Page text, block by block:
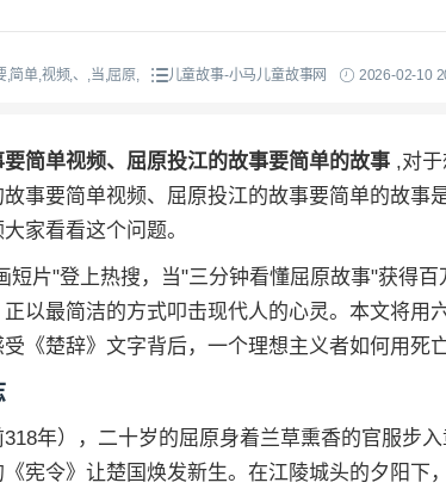
,简单,视频,、,当,屈原, 儿童故事-小马儿童故事网 2026-02-10
简单视频、屈原投江的故事要简单的故事 ,对
事要简单视频、屈原投江的故事要简单的故事
家看看这个问题。
短片"登上热搜，当"三分钟看懂屈原故事"获得
以最简洁的方式叩击现代人的心灵。本文将用
《楚辞》文字背后，一个理想主义者如何用死
年），二十岁的屈原身着兰草熏香的官服步
宪令》让楚国焕发新生。在江陵城头的夕阳下